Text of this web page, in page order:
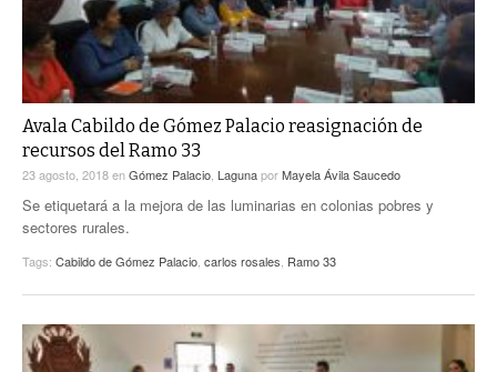
Avala Cabildo de Gómez Palacio reasignación de
recursos del Ramo 33
23 agosto, 2018enGómez Palacio LagunaporMayela Ávila Saucedo
Se etiquetará a la mejora de las luminarias en colonias pobres y
sectores rurales.
Tags: Cabildo de Gómez Palacio carlos rosales Ramo 33